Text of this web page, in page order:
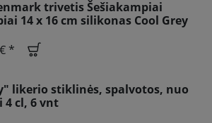
trivetis Šešiakampiai
14 x 16 cm silikonas Cool Grey
*
likerio stiklinės, spalvotos, nuo
4 cl, 6 vnt